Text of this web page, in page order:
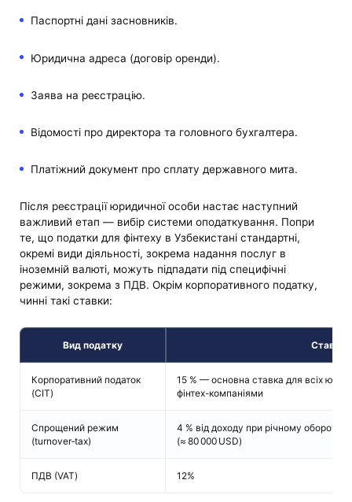
Паспортні дані засновників.
Юридична адреса (договір оренди).
Заява на реєстрацію.
Відомості про директора та головного бухгалтера.
Платіжний документ про сплату державного мита.
Після реєстрації юридичної особи настає наступний
важливий етап — вибір системи оподаткування. Попри
те, що податки для фінтеху в Узбекистані стандартні,
окремі види діяльності, зокрема надання послуг в
іноземній валюті, можуть підпадати під специфічні
режими, зокрема з ПДВ. Окрім корпоративного податку,
чинні такі ставки:
Вид податку Ставка
Корпоративний податок
(CIT)
15 % — основна ставка для всіх
фінтех-компаніями
Спрощений режим
(turnover‑tax)
4 % від доходу при річному обороті
(≈ 80 000 USD)
ПДВ (VAT) 12%